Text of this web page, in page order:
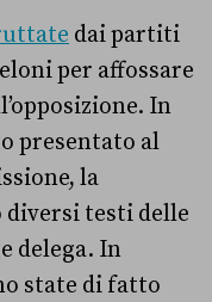
dai partiti
per affossare
In
presentato al
la
testi delle
delega. In
state di fatto